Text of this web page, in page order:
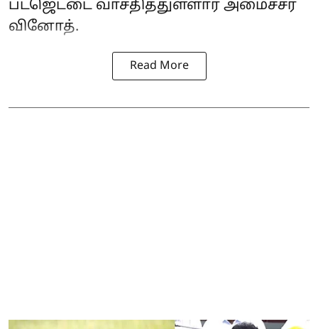
பட்ஜெட்டை வாசதித்துள்ளார் அமைச்சர்
வினோத்.
Read More